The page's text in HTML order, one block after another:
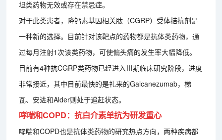
坦类药物无效或存在禁忌症。
对于此类患者，降钙素基因相关肽（CGRP）受体拮抗剂是
一种新的选择。目前针对该靶点的药物都是抗体类药物，通
过每月注射1次该类药物，可使偏头痛的发生率大幅降低。
目前有4种抗CGRP类药物已经进入Ⅲ期临床研究阶段，进度
非常接近，其中目前最快的是礼来的Galcanezumab，梯
瓦、安进和Alder则处于追赶状态。
哮喘和COPD：抗白介素单抗为研发重心
哮喘和COPD也是抗体类药物的研究热点方向，两种疾病都